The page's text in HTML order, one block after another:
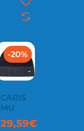
-20%
CARIS
MU
29,59€